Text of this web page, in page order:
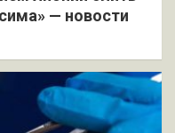
— новости